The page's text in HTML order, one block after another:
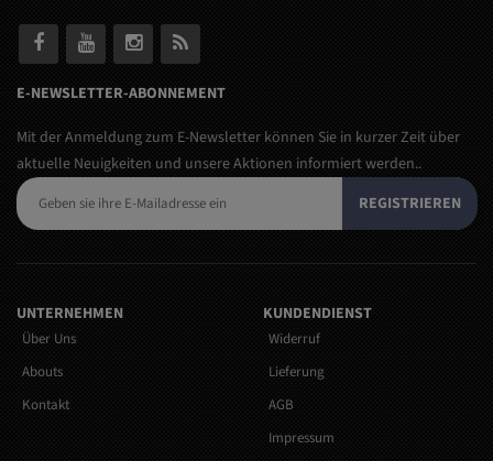
E-NEWSLETTER-ABONNEMENT
Mit der Anmeldung zum E-Newsletter können Sie in kurzer Zeit über
aktuelle Neuigkeiten und unsere Aktionen informiert werden..
REGISTRIEREN
UNTERNEHMEN
Über Uns
Abouts
Kontakt
KUNDENDIENST
Widerruf
Lieferung
AGB
Impressum